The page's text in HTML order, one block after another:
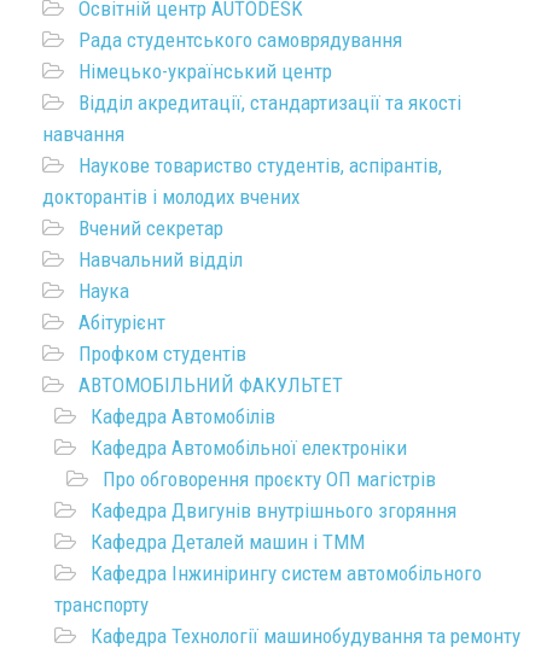
Освітній центр AUTODESK
Рада студентського самоврядування
Німецько-український центр
Відділ акредитації, стандартизації та якості
навчання
Наукове товариство студентів, аспірантів,
докторантів і молодих вчених
Вчений секретар
Навчальний відділ
Наука
Абітурієнт
Профком студентів
АВТОМОБІЛЬНИЙ ФАКУЛЬТЕТ
Кафедра Автомобілів
Кафедра Автомобільної електроніки
Про обговорення проєкту ОП магістрів
Кафедра Двигунів внутрішнього згоряння
Кафедра Деталей машин і ТММ
Кафедра Інжинірингу систем автомобільного
транспорту
Кафедра Технології машинобудування та ремонту